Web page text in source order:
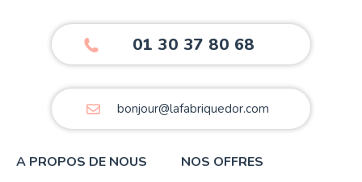
01 30 37 80 68
bonjour@lafabriquedor.com
A PROPOS DE NOUS NOS OFFRES